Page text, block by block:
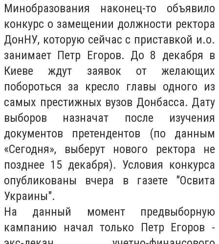
Минобразования наконец-то объявило
конкурс о замещении должности ректора
ДонНУ, которую сейчас с приставкой и.о.
занимает Петр Егоров. До 8 декабря в
Киеве ждут заявок от желающих
побороться за кресло главы одного из
самых престижных вузов Донбасса. Дату
выборов назначат после изучения
документов претендентов (по данным
«Сегодня», выберут нового ректора не
позднее 15 декабря). Условия конкурса
опубликованы вчера в газете "Освита
Украины".
На данный момент предвыборную
кампанию начал только Петр Егоров -